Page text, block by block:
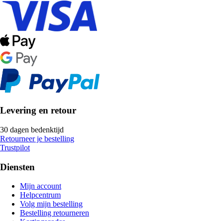
Levering en retour
30 dagen bedenktijd
Retourneer je bestelling
Trustpilot
Diensten
Mijn account
Helpcentrum
Volg mijn bestelling
Bestelling retourneren